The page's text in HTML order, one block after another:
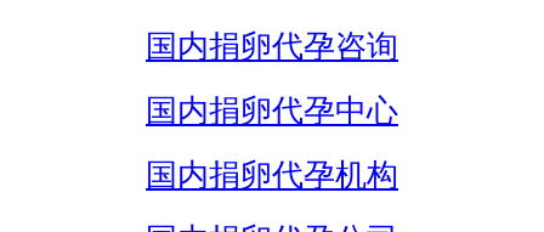
国内捐卵代孕咨询
国内捐卵代孕中心
国内捐卵代孕机构